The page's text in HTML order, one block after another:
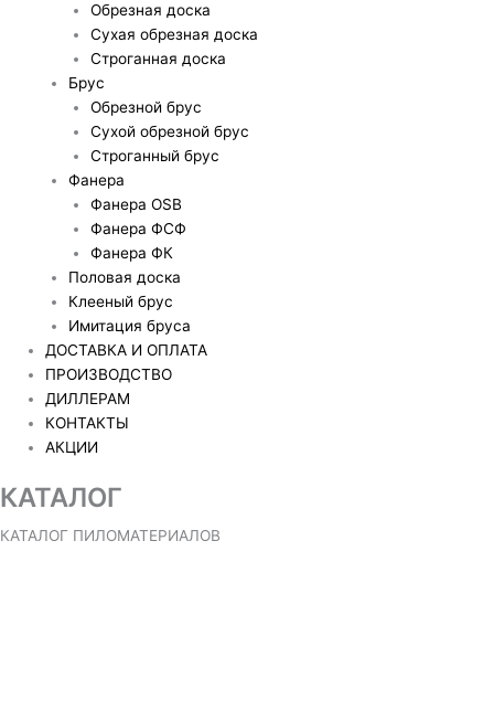
Обрезная доска
Сухая обрезная доска
Строганная доска
Брус
Обрезной брус
Сухой обрезной брус
Строганный брус
Фанера
Фанера OSB
Фанера ФСФ
Фанера ФК
Половая доска
Клееный брус
Имитация бруса
ДОСТАВКА И ОПЛАТА
ПРОИЗВОДСТВО
ДИЛЛЕРАМ
КОНТАКТЫ
АКЦИИ
КАТАЛОГ
КАТАЛОГ ПИЛОМАТЕРИАЛОВ